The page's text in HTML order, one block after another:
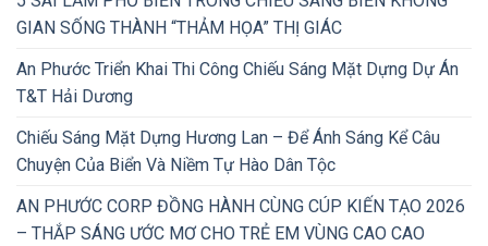
GIAN SỐNG THÀNH “THẢM HỌA” THỊ GIÁC
An Phước Triển Khai Thi Công Chiếu Sáng Mặt Dựng Dự Án
T&T Hải Dương
Chiếu Sáng Mặt Dựng Hương Lan – Để Ánh Sáng Kể Câu
Chuyện Của Biển Và Niềm Tự Hào Dân Tộc
AN PHƯỚC CORP ĐỒNG HÀNH CÙNG CÚP KIẾN TẠO 2026
– THẮP SÁNG ƯỚC MƠ CHO TRẺ EM VÙNG CAO CAO